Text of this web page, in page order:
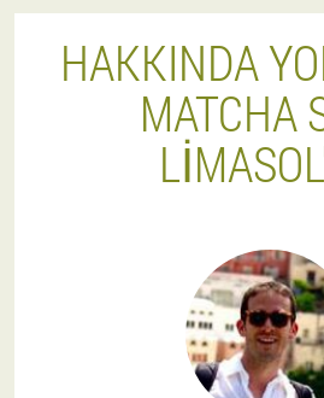
HAKKINDA
MATCHA